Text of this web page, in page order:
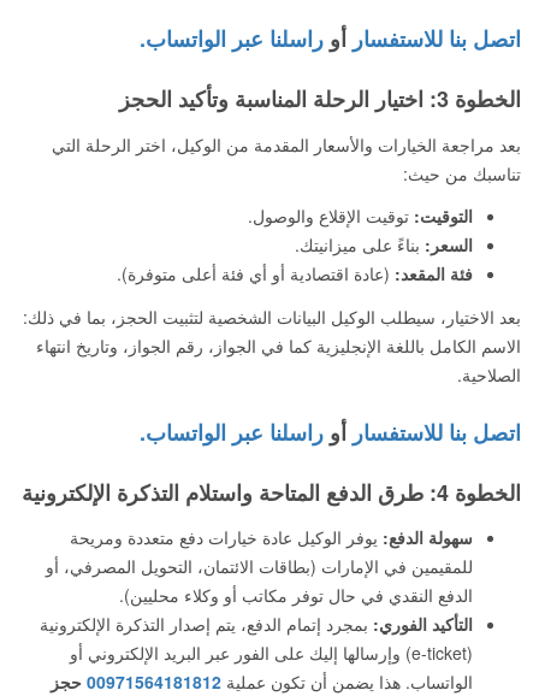
اتصل بنا للاستفسار أو راسلنا عبر الواتساب.
الخطوة 3: اختيار الرحلة المناسبة وتأكيد الحجز
بعد مراجعة الخيارات والأسعار المقدمة من الوكيل، اختر الرحلة التي
تناسبك من حيث:
التوقيت: توقيت الإقلاع والوصول.
السعر: بناءً على ميزانيتك.
فئة المقعد: (عادة اقتصادية أو أي فئة أعلى متوفرة).
بعد الاختيار، سيطلب الوكيل البيانات الشخصية لتثبيت الحجز، بما في ذلك:
الاسم الكامل باللغة الإنجليزية كما في الجواز، رقم الجواز، وتاريخ انتهاء
الصلاحية.
اتصل بنا للاستفسار أو راسلنا عبر الواتساب.
الخطوة 4: طرق الدفع المتاحة واستلام التذكرة الإلكترونية
سهولة الدفع: يوفر الوكيل عادة خيارات دفع متعددة ومريحة
للمقيمين في الإمارات (بطاقات الائتمان، التحويل المصرفي، أو
الدفع النقدي في حال توفر مكاتب أو وكلاء محليين).
التأكيد الفوري: بمجرد إتمام الدفع، يتم إصدار التذكرة الإلكترونية
(e-ticket) وإرسالها إليك على الفور عبر البريد الإلكتروني أو
الواتساب. هذا يضمن أن تكون عملية 00971564181812 حجز